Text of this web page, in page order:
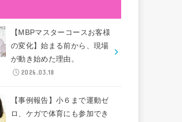
【MBPマスターコースお客様
の変化】始まる前から、現場
が動き始めた理由。
2026.03.18
【事例報告】小６まで運動ゼ
ロ、ケガで体育にも参加でき